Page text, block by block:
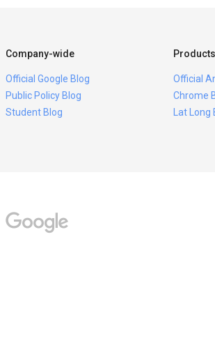
Company-wide
Official Google Blog
Public Policy Blog
Student Blog
Products
Official
Chrome
Lat Long